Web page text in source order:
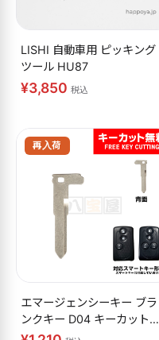
LISHI 自動車用 ピッキング
ツール HU87
¥3,850 税込
再入荷
エマージェンシーキー ブラ
ンクキー D04 キーカット無
料